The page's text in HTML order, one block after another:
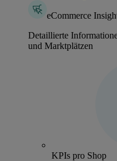
eCommerce
Detaillierte
und Marktplätzen
KPIs pro Shop